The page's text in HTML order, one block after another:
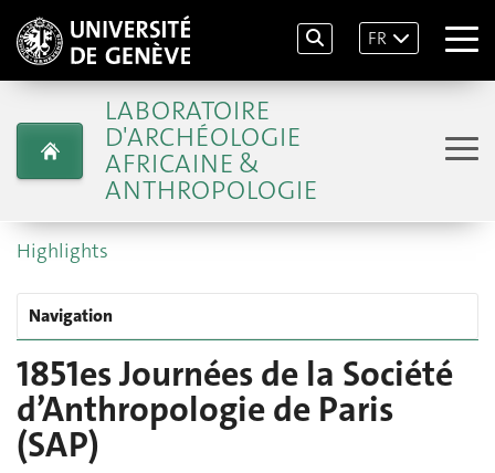
FR
LABORATOIRE
D'ARCHÉOLOGIE
AFRICAINE &
ANTHROPOLOGIE
Highlights
Navigation
1851es Journées de la Société
d’Anthropologie de Paris
(SAP)